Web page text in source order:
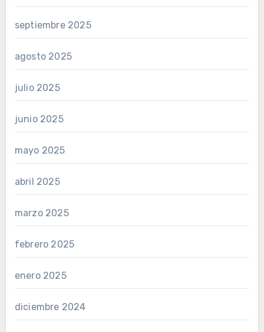
septiembre 2025
agosto 2025
julio 2025
junio 2025
mayo 2025
abril 2025
marzo 2025
febrero 2025
enero 2025
diciembre 2024